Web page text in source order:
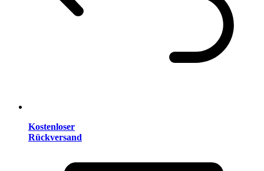
Kostenloser
Rückversand